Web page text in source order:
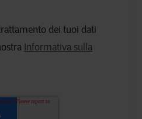
dei tuoi dati
Informativa sulla